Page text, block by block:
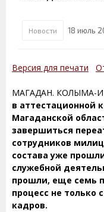
Новости 18 июль
Версия для печати
МАГАДАН. КОЛЫМА-
в аттестационной
Магаданской
завершиться
сотрудников
состава уже
служебной
прошли, еще семь
процесс не только
кадров.